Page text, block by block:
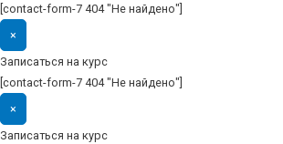
[contact-form-7 404 "Не найдено"]
×
Записаться на курс
[contact-form-7 404 "Не найдено"]
×
Записаться на курс